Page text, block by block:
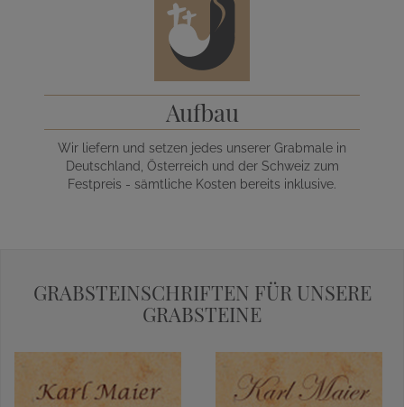
Aufbau
Wir liefern und setzen jedes unserer Grabmale in
Deutschland, Österreich und der Schweiz zum
Festpreis - sämtliche Kosten bereits inklusive.
GRABSTEINSCHRIFTEN FÜR UNSERE
GRABSTEINE